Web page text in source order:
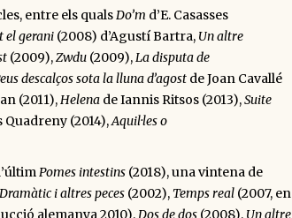
entre els qualsDo’m d’E. Casasses
el gerani (2008) d’Agustí Bartra, Un altre
(2009),Zwdu (2009),La disputa de
descalços sota la lluna d’agost de Joan Cavallé
(2011),Helena de Iannis Ritsos (2013),Suite
Quadreny (2014),Aquil·les o
Pomes intestins (2018), una vintena de
Dramàtic i altres peces (2002), Temps real (2007, en
alemanya 2010),Dos de dos (2008), Un altre